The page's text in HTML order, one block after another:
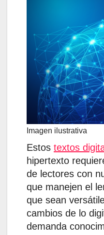
Imagen ilustrativa
Estos textos
hipertexto
de lectores con
que manejen el
que sean
cambios de lo
demanda